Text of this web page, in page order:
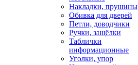
Накладки, прушины
Обивка для дверей
Петли, доводчики
Ручки, защёлки
Таблички
информационные
Уголки, упор